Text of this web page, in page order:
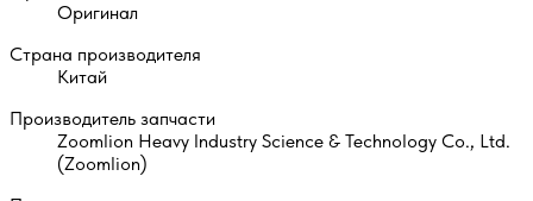
Оригинал
Страна производителя
Китай
Производитель запчасти
Zoomlion Heavy Industry Science & Technology Co., Ltd.
(Zoomlion)